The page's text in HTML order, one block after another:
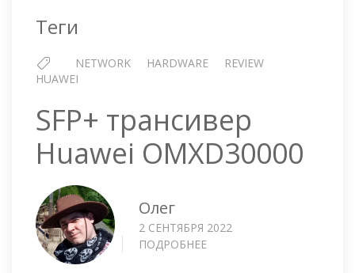
Теги
NETWORK HARDWARE
REVIEW
HUAWEI
SFP+ трансивер
Huawei OMXD30000
Олег
2 СЕНТЯБРЯ 2022
ПОДРОБНЕЕ